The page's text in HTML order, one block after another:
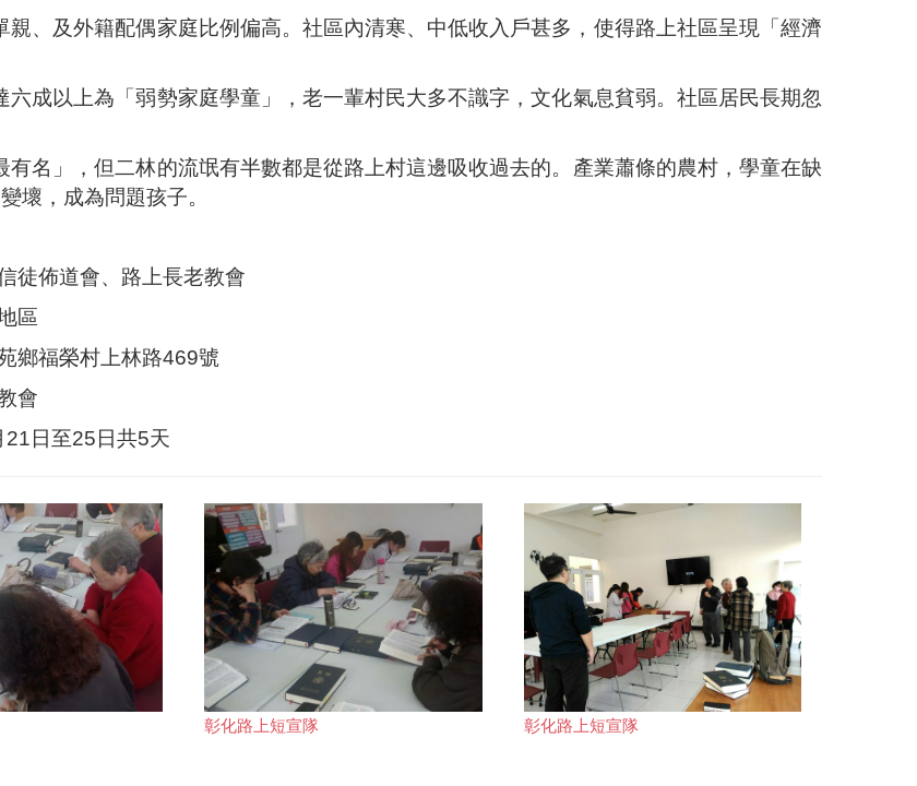
、及外籍配偶家庭比例偏高。社區內清寒、中低收入戶甚多，使得路上社區呈現「經濟
成以上為「弱勢家庭學童」，老一輩村民大多不識字，文化氣息貧弱。社區居民長期忽
有名」，但二林的流氓有半數都是從路上村這邊吸收過去的。產業蕭條的農村，學童在缺
壞，成為問題孩子。
、路上長老教會
村上林路469號
25日共5天
彰化路上短宣隊 彰化路上短宣隊